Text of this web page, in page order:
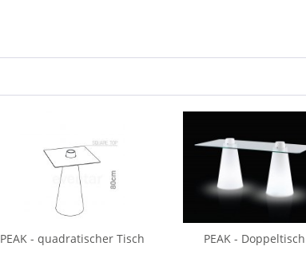
PEAK - quadratischer Tisch PEAK - Doppeltisch